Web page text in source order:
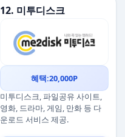
12. 미투디스크
혜택:20,000P
미투디스크, 파일공유 사이트,
영화, 드라마, 게임, 만화 등 다
운로드 서비스 제공.